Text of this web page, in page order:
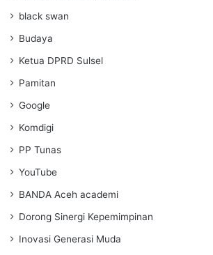
black swan
Budaya
Ketua DPRD Sulsel
Pamitan
Google
Komdigi
PP Tunas
YouTube
BANDA Aceh academi
Dorong Sinergi Kepemimpinan
Inovasi Generasi Muda